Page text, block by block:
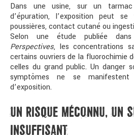
Dans une usine, sur un
d’épuration, l’exposition peut
poussières, contact cutané ou
Selon une étude publiée dans
Perspectives, les concentrations
certains ouvriers de la fluorochimie
celles du grand public. Un danger
symptômes ne se manifestent
d’exposition.
UN RISQUE MÉCONNU, UN
INSUFFISANT